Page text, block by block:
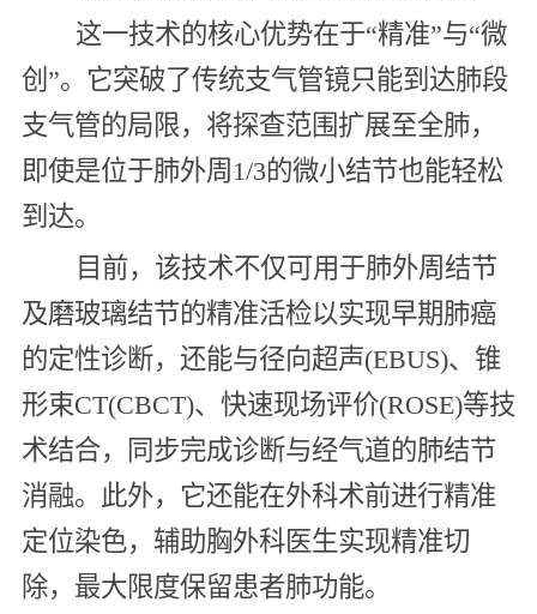
这一技术的核心优势在于“精准”与“微
创”。它突破了传统支气管镜只能到达肺段
支气管的局限，将探查范围扩展至全肺，
即使是位于肺外周1/3的微小结节也能轻松
到达。
目前，该技术不仅可用于肺外周结节
及磨玻璃结节的精准活检以实现早期肺癌
的定性诊断，还能与径向超声(EBUS)、锥
形束CT(CBCT)、快速现场评价(ROSE)等技
术结合，同步完成诊断与经气道的肺结节
消融。此外，它还能在外科术前进行精准
定位染色，辅助胸外科医生实现精准切
除，最大限度保留患者肺功能。